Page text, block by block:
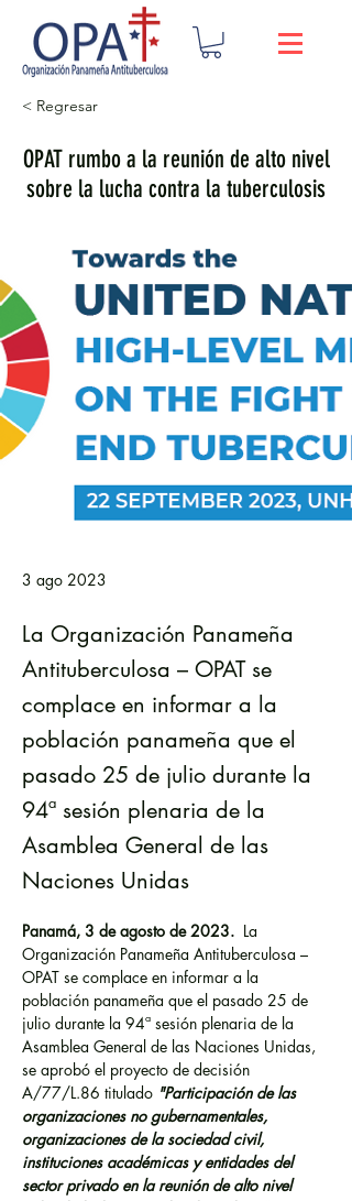
< Regresar
OPAT rumbo a la reunión de alto nivel
sobre la lucha contra la tuberculosis
3 ago 2023
La Organización Panameña
Antituberculosa – OPAT se
complace en informar a la
población panameña que el
pasado 25 de julio durante la
94ª sesión plenaria de la
Asamblea General de las
Naciones Unidas
Panamá, 3 de agosto de 2023. La
Organización Panameña Antituberculosa –
OPAT se complace en informar a la
población panameña que el pasado 25 de
julio durante la 94ª sesión plenaria de la
Asamblea General de las Naciones Unidas,
se aprobó el proyecto de decisión
A/77/L.86 titulado "Participación de las
organizaciones no gubernamentales,
organizaciones de la sociedad civil,
instituciones académicas y entidades del
sector privado en la reunión de alto nivel